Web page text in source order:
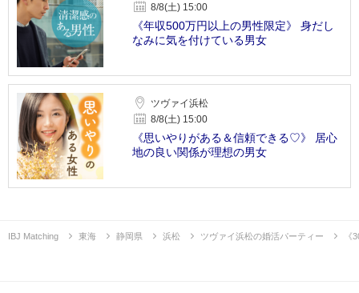
8/8(土) 15:00
《年収500万円以上の男性限定》 身だし
なみに気を付けている男女
ツヴァイ浜松
8/8(土) 15:00
《思いやりがある＆信頼できる♡》 居心
地の良い関係が理想の男女
IBJ Matching 東海 静岡県 浜松 ツヴァイ浜松の婚活パーティー 《